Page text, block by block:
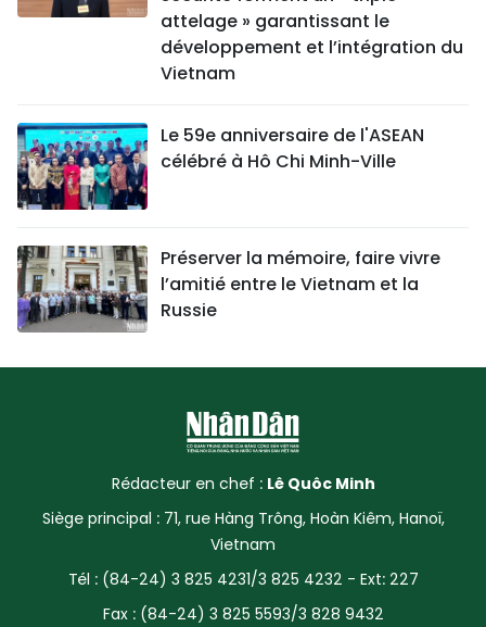
attelage » garantissant le
développement et l’intégration du
Vietnam
Le 59e anniversaire de l'ASEAN
célébré à Hô Chi Minh-Ville
Préserver la mémoire, faire vivre
l’amitié entre le Vietnam et la
Russie
Rédacteur en chef : Lê Quôc Minh
Siège principal : 71, rue Hàng Trông, Hoàn Kiêm, Hanoï,
Vietnam
Tél : (84-24) 3 825 4231/3 825 4232 - Ext: 227
Fax : (84-24) 3 825 5593/3 828 9432